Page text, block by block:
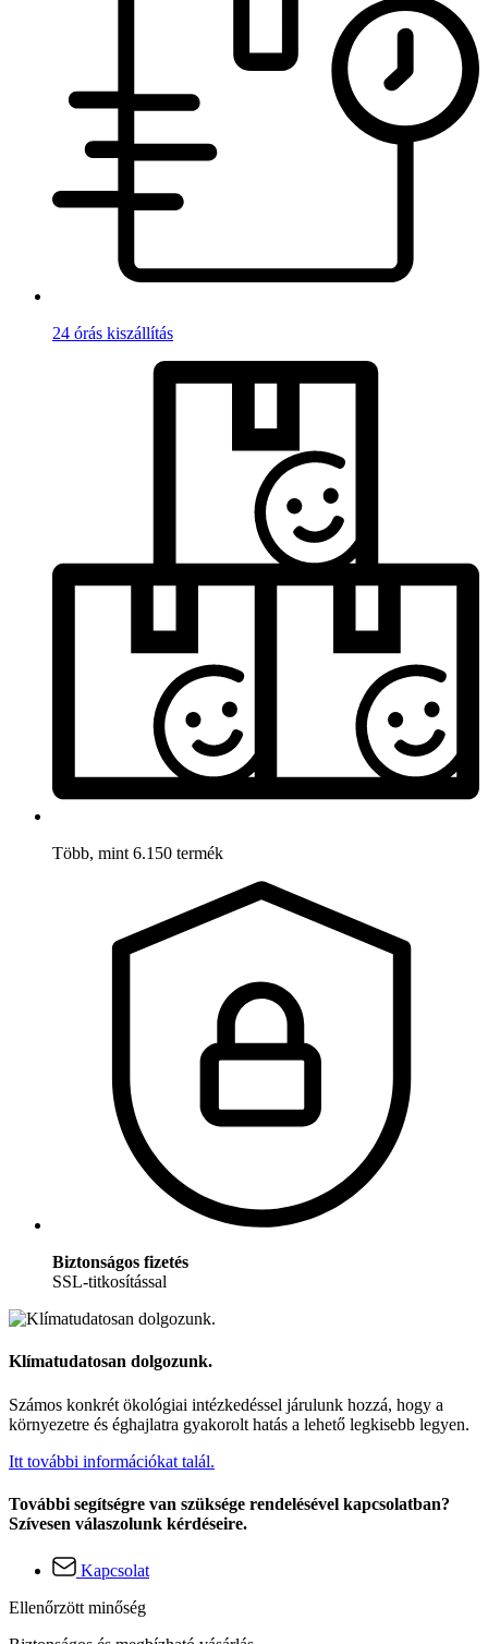
24 órás kiszállítás
Több, mint 6.150 termék
Biztonságos fizetés
SSL-titkosítással
Klímatudatosan dolgozunk.
Számos konkrét ökológiai intézkedéssel járulunk hozzá, hogy a
környezetre és éghajlatra gyakorolt hatás a lehető legkisebb legyen.
Itt további információkat talál.
További segítségre van szüksége rendelésével kapcsolatban?
Szívesen válaszolunk kérdéseire.
Kapcsolat
Ellenőrzött minőség